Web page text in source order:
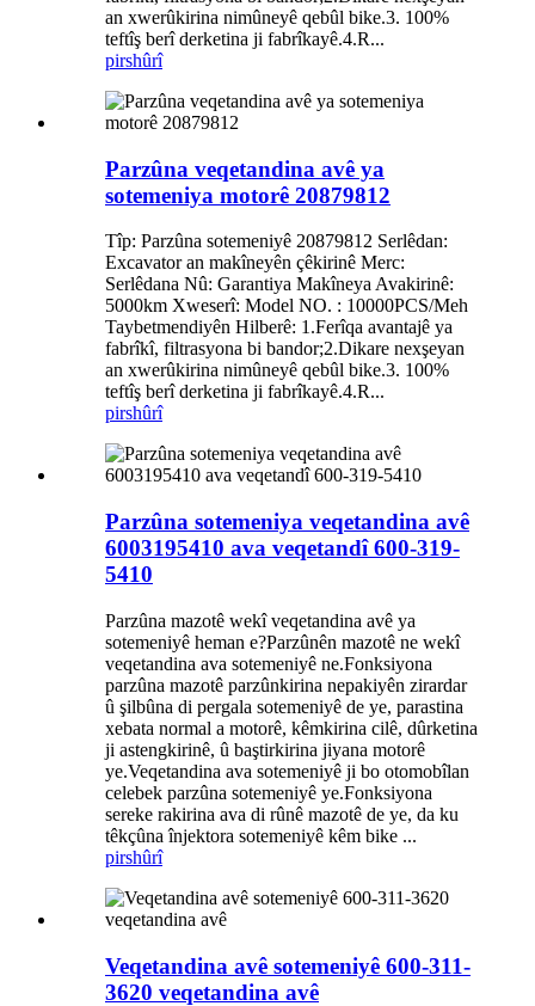
an xwerûkirina nimûneyê qebûl bike.3. 100%
teftîş berî derketina ji fabrîkayê.4.R...
pirshûrî
Parzûna veqetandina avê ya
sotemeniya motorê 20879812
Tîp: Parzûna sotemeniyê 20879812 Serlêdan:
Excavator an makîneyên çêkirinê Merc:
Serlêdana Nû: Garantiya Makîneya Avakirinê:
5000km Xweserî: Model NO. : 10000PCS/Meh
Taybetmendiyên Hilberê: 1.Ferîqa avantajê ya
fabrîkî, filtrasyona bi bandor;2.Dikare nexşeyan
an xwerûkirina nimûneyê qebûl bike.3. 100%
teftîş berî derketina ji fabrîkayê.4.R...
pirshûrî
Parzûna sotemeniya veqetandina avê
6003195410 ava veqetandî 600-319-
5410
Parzûna mazotê wekî veqetandina avê ya
sotemeniyê heman e?Parzûnên mazotê ne wekî
veqetandina ava sotemeniyê ne.Fonksiyona
parzûna mazotê parzûnkirina nepakiyên zirardar
û şilbûna di pergala sotemeniyê de ye, parastina
xebata normal a motorê, kêmkirina cilê, dûrketina
ji astengkirinê, û baştirkirina jiyana motorê
ye.Veqetandina ava sotemeniyê ji bo otomobîlan
celebek parzûna sotemeniyê ye.Fonksiyona
sereke rakirina ava di rûnê mazotê de ye, da ku
têkçûna înjektora sotemeniyê kêm bike ...
pirshûrî
Veqetandina avê sotemeniyê 600-311-
3620 veqetandina avê